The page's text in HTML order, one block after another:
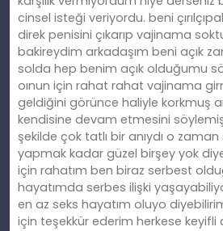
cinsel isteği veriyordu. beni
direk penisini çıkarıp vajinama
bakireydim arkadaşım beni açık
solda hep benim açık olduğumu
oınun için rahat rahat vajinama
geldiğini görünce haliyle korkmuş
kendisine devam etmesini
şekilde çok tatlı bir anıydı o
yapmak kadar güzel birşey yok
için rahatım ben biraz serbest
hayatımda serbes ilişki
en az seks hayatım oluyo
için teşekkür ederim herkese keyifli